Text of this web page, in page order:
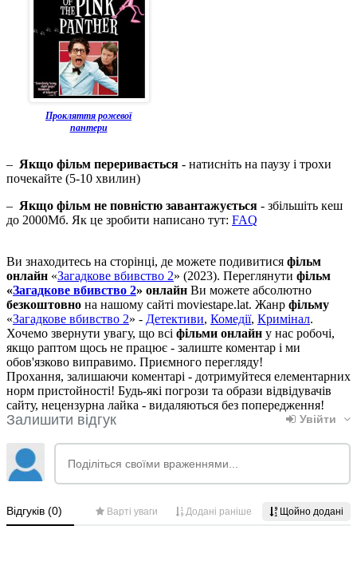
Прокляття рожевої
пантери
– Якщо фільм переривається - натисніть на паузу і трохи
почекайте (5-10 хвилин)
– Якщо фільм не повністю завантажується - збільшіть кеш
до 2000Мб. Як це зробити написано тут: FAQ
Ви знаходитесь на сторінці, де можете подивитися фільм
онлайн «Загадкове вбивство 2» (2023). Переглянути фільм
«Загадкове вбивство 2» онлайн Ви можете абсолютно
безкоштовно на нашому сайті moviestape.lat. Жанр фільму
«Загадкове вбивство 2» - Детективи, Комедії, Кримінал.
Хочемо звернути увагу, що всі фільми онлайн у нас робочі,
якщо раптом щось не працює - залиште коментар і ми
обов'язково виправимо. Приємного перегляду!
Прохання, залишаючи коментарі - дотримуйтеся елементарних
норм пристойності! Будь-які погрози та образи відвідувачів
сайту, нецензурна лайка - видаляються без попередження!